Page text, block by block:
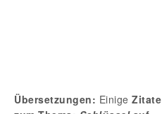
Übersetzungen: Einige Zitate